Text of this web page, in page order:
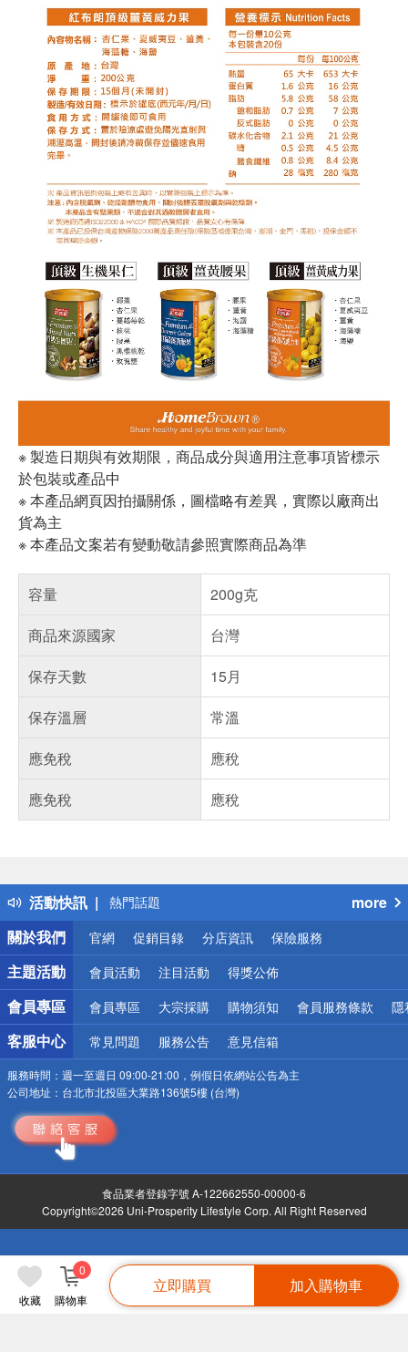
收藏 購物車
0
立即購買 加入購物車
※ 製造日期與有效期限，商品成分與適用注意事項皆標示
於包裝或產品中
※ 本產品網頁因拍攝關係，圖檔略有差異，實際以廠商出
貨為主
※ 本產品文案若有變動敬請參照實際商品為準
容量
200g克
商品來源國家
台灣
保存天數
15月
保存溫層
常溫
應免稅
應稅
應免稅
應稅
活動快訊
得獎公告
熱門話題
銀行優惠
偏遠地區配送
詐騙網頁！請小心！
more
關於我們
官網 促銷目錄 分店資訊 保險服務
主題活動 會員活動 注目活動 得獎公佈
會員專區 會員專區 大宗採購 購物須知 會員服務條款 隱
客服中心 常見問題 服務公告 意見信箱
服務時間： 週一至週日 09:00-21:00，例假日依網站公告為主
公司地址： 台北市北投區大業路136號5樓 (台灣)
食品業者登錄字號 A-122662550-00000-6
Copyright©2026 Uni-Prosperity Lifestyle Corp. All Right Reserved